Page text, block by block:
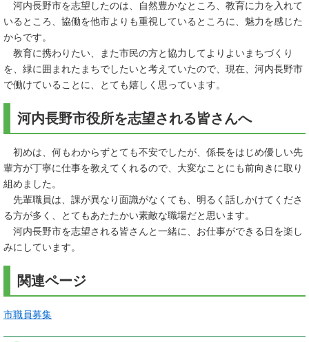
河内長野市を志望したのは、自然豊かなところ、教育に力を入れて
いるところ、協働を他市よりも重視しているところに、魅力を感じた
からです。
教育に携わりたい、また市民の方と協力してよりよいまちづくり
を、緑に囲まれたまちでしたいと考えていたので、現在、河内長野市
で働けていることに、とても嬉しく思っています。
河内長野市役所を志望される皆さんへ
初めは、何もわからずとても不安でしたが、係長をはじめ優しい先
輩方が丁寧に仕事を教えてくれるので、大変なことにも前向きに取り
組めました。
先輩職員は、課が異なり面識がなくても、明るく話しかけてくださ
る方が多く、とてもあたたかい素敵な職場だと思います。
河内長野市を志望される皆さんと一緒に、お仕事ができる日を楽し
みにしています。
関連ページ
市職員募集